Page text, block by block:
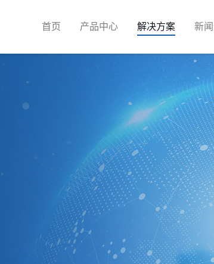
首页 产品中心 解决方案 新